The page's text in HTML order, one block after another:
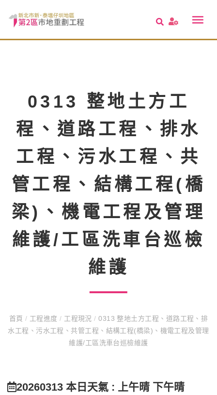
0313 整地土方工
程、道路工程、排水
工程、污水工程、共
管工程、結構工程(橋
梁)、機電工程及管理
維護/工區洗車台巡檢
維護
首頁/ 工程進度/ 工程現況/ 0313 整地土方工程、道路工程、排
水工程、污水工程、共管工程、結構工程(橋梁)、機電工程及管理
維護/工區洗車台巡檢維護
20260313 本日天氣 : 上午晴 下午晴